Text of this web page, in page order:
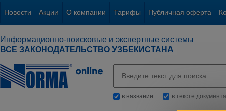
Новости Акции О компании Тарифы Публичная оферта
Информационно-поисковые и экспертные системы
ВСЕ ЗАКОНОДАТЕЛЬСТВО УЗБЕКИСТАНА
в названии в тексте документа